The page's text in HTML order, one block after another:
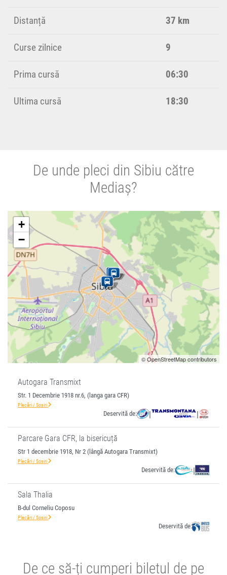
Distanță 37 km
Curse zilnice 9
Prima cursă 06:30
Ultima cursă 18:30
De unde pleci din Sibiu către
Mediaș?
+
−
© OpenStreetMap contributors
Autogara Transmixt
Str. 1 Decembrie 1918 nr.6, (langa gara CFR)
Plecări / Sosiri
Deservită de: | |
Parcare Gara CFR, la bisericuță
Str 1 decembrie 1918, Nr 2 (lângă Autogara Transmixt)
Plecări / Sosiri
Deservită de: |
Sala Thalia
B-dul Corneliu Coposu
Plecări / Sosiri
Deservită de:
De ce să-ți cumperi biletul de pe